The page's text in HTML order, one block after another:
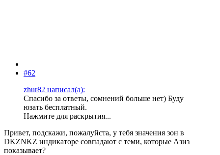
#62
zhur82 написал(а):
Спасибо за ответы, сомнений больше нет) Буду
юзать бесплатный.
Нажмите для раскрытия...
Привет, подскажи, пожалуйста, у тебя значения зон в
DKZNKZ индикаторе совпадают с теми, которые Азиз
показывает?